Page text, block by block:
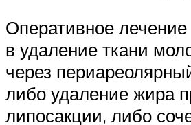
Оперативное лечение
в удаление ткани
через
либо удаление жира
липосакции, либо